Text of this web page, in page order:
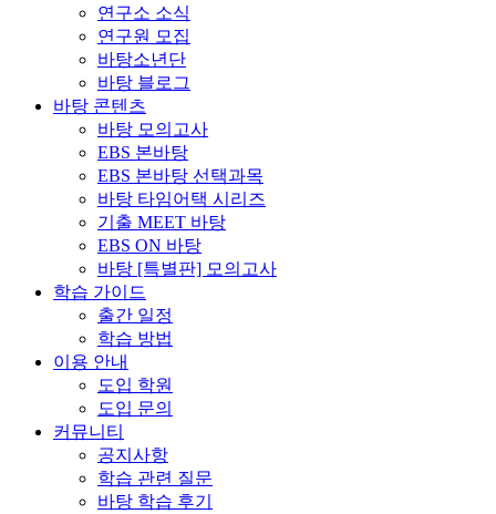
연구소 소식
연구원 모집
바탕소년단
바탕 블로그
바탕 콘텐츠
바탕 모의고사
EBS 본바탕
EBS 본바탕 선택과목
바탕 타임어택 시리즈
기출 MEET 바탕
EBS ON 바탕
바탕 [특별판] 모의고사
학습 가이드
출간 일정
학습 방법
이용 안내
도입 학원
도입 문의
커뮤니티
공지사항
학습 관련 질문
바탕 학습 후기